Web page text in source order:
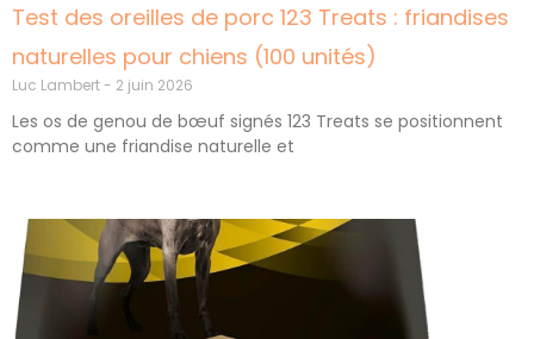
Test des oreilles de porc 123 Treats : friandises
naturelles pour chiens (100 unités)
Luc Lambert 2 juin 2026
Les os de genou de bœuf signés 123 Treats se positionnent
comme une friandise naturelle et